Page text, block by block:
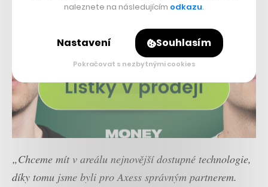
„Chceme mít v areálu nejnovější dostupné technologie,
díky tomu jsme byli pro Axess správným partnerem.
naleznete na následujícím odkazu.
Nastavení Souhlasím
Pokračovat s nezbytnými cookies